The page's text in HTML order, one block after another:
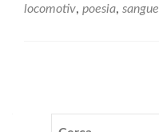
locomotiv, poesia, sangue
navigation